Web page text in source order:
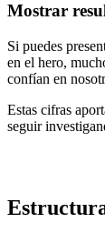
Mostrar
Si puedes
en el hero,
confían en
Estas cifras
seguir